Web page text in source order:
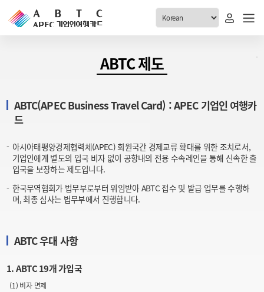
ABTC 전체메뉴
ABTC 제도 소개
발급 자격요건
신규발급 안내
취소/반납 안내
신청진행 현황
고객센터
ABTC 제도
ABTC(APEC Business Travel Card) : APEC 기업인 여행카
드
아시아태평양경제협력체(APEC) 회원국간 경제교류 확대를 위한 조치로서,
기업인에게 별도의 입국 비자 없이 공항내의 전용 수속레인을 통해 신속한 출
입국을 보장하는 제도입니다.
한국무역협회가 법무부로부터 위임받아 ABTC 접수 및 발급 업무를 수행하
며, 최종 심사는 법무부에서 진행합니다.
ABTC 우대 사항
1. ABTC 19개 가입국
(1) 비자 면제